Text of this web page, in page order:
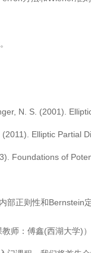
N. S. (2001).
(2011). Elliptic Partial
Foundations of
部正则性和Bernstein
师：傅鑫(西湖大学)）